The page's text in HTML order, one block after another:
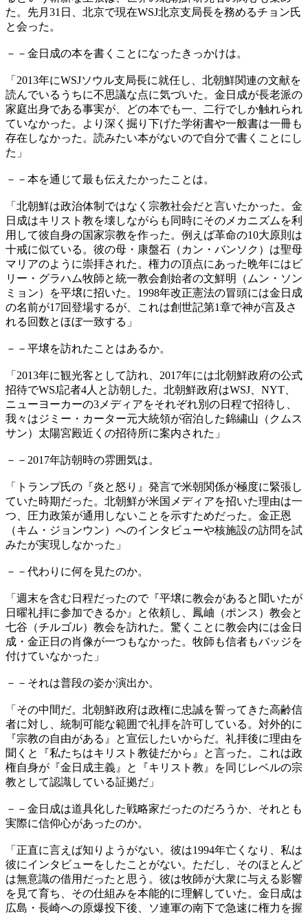
た。先月31日、北京で現在WSJ北京支局長を務めるチョン氏
と会った。
－－金日成の本を書くことになったきっかけは。
「2013年にWSJソウル支局長に就任し、北朝鮮関連の文献を
読んでいるうちに不思議な点に気づいた。金日成が長老派の
家庭出身である事実が、どの本でも一、二行でしか触れられ
ていなかった。より深く掘り下げた学術書や一般書は一冊も
存在しなかった。読みたい本がないので自分で書くことにし
た」
－－本を通じて最も伝えたかったことは。
「北朝鮮は政治体制ではなく宗教社会だと言いたかった。金
日成はキリスト教を壊しながらも同時にそのメカニズムを利
用して彼自身の国家宗教を作った。例えば革命の10大原則は
十戒に似ている。彼の母・康盤石（カン・バンソク）は聖母
マリアのように崇拝された。権力の頂点にあった晩年にはビ
リー・グラハム牧師と統一教会創始者の文鮮明（ムン・ソン
ミョン）を平壌に招いた。1998年改正憲法の冒頭には金日成
の名前が17回登場するが、これは創世記第1章で神が言及さ
れる回数とほぼ一致する」
－－平壌を訪れたことはあるか。
「2013年に観光客として訪れ、2017年には北朝鮮政府の公式
招待でWSJ記者4人と訪朝した。北朝鮮政府はWSJ、NYT、
ニューヨーカーの3メディアをそれぞれ別の日程で招待し、
我々はジミー・カーター元大統領が宿泊した錦繍山（クムス
サン）太陽宮殿近くの招待所に案内された」
－－2017年訪朝時の雰囲気は。
「トランプ氏の『炎と怒り』発言で米朝関係が極度に緊張し
ていた時期だった。北朝鮮が米国メディアを招いた理由は一
つ、圧力政策が通用しないことを示すためだった。金正恩
（キム・ジョンウン）へのインタビューや核施設の訪問を試
みたが実現しなかった」
－－代わりに何を見たのか。
「週末を含む日程だったので『平壌に教会があると聞いたが
日曜礼拝に参加できるか』と依頼し、鳳岫（ポンス）教会と
七谷（チルゴル）教会を訪れた。驚くことに教会内には金日
成・金正日の肖像が一つもなかった。牧師も信者もバッジを
付けていなかった」
－－それは普段の姿か演出か。
「その中間だ。北朝鮮政府は政権に忠誠を誓ってきた高齢信
者に対し、統制可能な範囲で礼拝を許可している。対外的に
『宗教の自由がある』と宣伝したいからだ。礼拝後に理由を
聞くと『私たちはキリスト教徒だから』と言った。これは政
権自身が『金日成主義』と『キリスト教』を同じレベルの宗
教として認識している証拠だ」
－－金日成は道具化した戦略家だったのだろうか、それとも
実際に信仰心があったのか。
「正直に言えば知りようがない。彼は1994年亡くなり、私は
彼にインタビューをしたことがない。ただし、そのほとんど
は無意識の借用だったと思う。彼は牧師が大衆に与える影響
を見て育ち、その仕組みを本能的に理解していた。金日成は
広島・長崎への原爆投下後、ソ連軍の南下で急速に権力を握